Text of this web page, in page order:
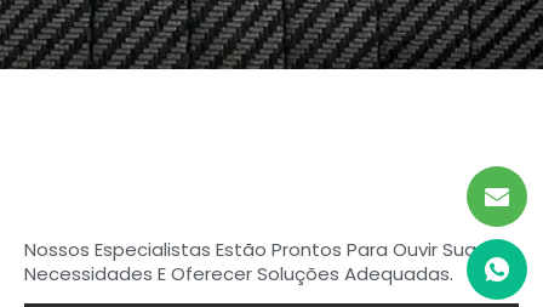
Nossos Especialistas Estão Prontos Para Ouvir Suas
Necessidades E Oferecer Soluções Adequadas.